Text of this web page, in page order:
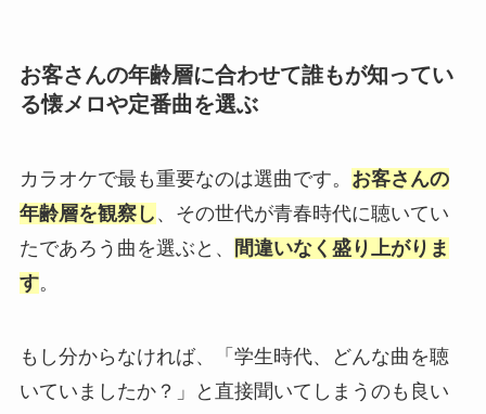
お客さんの年齢層に合わせて誰もが知ってい
る懐メロや定番曲を選ぶ
カラオケで最も重要なのは選曲です。 お客さんの
年齢層を観察し 、その世代が青春時代に聴いてい
たであろう曲を選ぶと、
間違いなく盛り上がりま
す。
もし分からなければ、「学生時代、どんな曲を聴
いていましたか？」と直接聞いてしまうのも良い